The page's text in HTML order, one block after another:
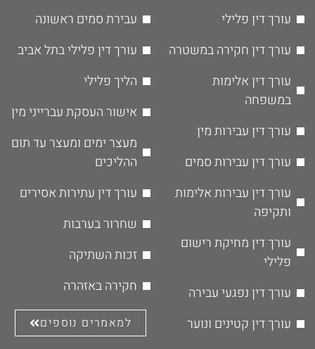
עורך דין פלילי
עורך דין חקירה במשטרה
עורך דין אלימות
במשפחה
עורך דין עבירות מין
עורך דין עבירות סמים
עורך דין עבירות אלימות
ותקיפה
עורך דין מחיקת רישום
פלילי
עורך דין נפגעי עבירה
עורך דין קטינים ונוער
עבירת סמים ראשונה
עורך דין פלילי בתל אביב
הליך פלילי
אישור העסקת עברייני מין
מעצר ימים ומעצר עד תום
ההליכים
עורך דין עתירות אסירים
שחרור בערבות
זכות השתיקה
חקירה באזהרה
למאמרים נוספים